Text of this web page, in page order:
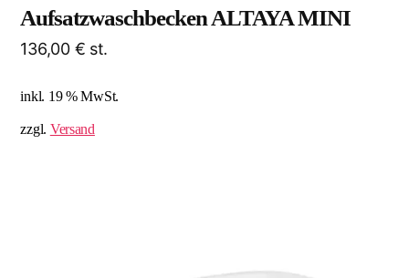
Aufsatzwaschbecken ALTAYA MINI
136,00 € st.
inkl. 19 % MwSt.
zzgl. Versand